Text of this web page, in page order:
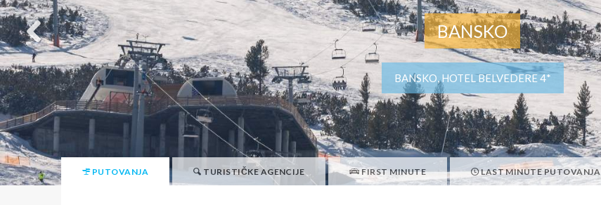
BANSKO
BANSKO, HOTEL BELVEDERE 4*
PUTOVANJA TURISTIČKE AGENCIJE FIRST MINUTE LAST MINUTE PUTOVANJA